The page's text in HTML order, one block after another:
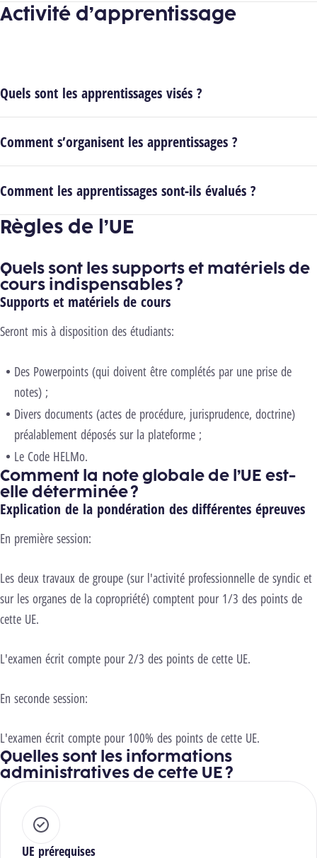
Activité d’apprentissage
Quels sont les apprentissages visés ?
Comment s’organisent les apprentissages ?
Comment les apprentissages sont-ils évalués ?
Règles de l’UE
Quels sont les supports et matériels de
cours indispensables ?
Supports et matériels de cours
Seront mis à disposition des étudiants:
Des Powerpoints (qui doivent être complétés par une prise de
notes) ;
Divers documents (actes de procédure, jurisprudence, doctrine)
préalablement déposés sur la plateforme ;
Le Code HELMo.
Comment la note globale de l’UE est-
elle déterminée ?
Explication de la pondération des différentes épreuves
En première session:
Les deux travaux de groupe (sur l'activité professionnelle de syndic et
sur les organes de la copropriété) comptent pour 1/3 des points de
cette UE.
L'examen écrit compte pour 2/3 des points de cette UE.
En seconde session:
L'examen écrit compte pour 100% des points de cette UE.
Quelles sont les informations
administratives de cette UE ?
UE prérequises